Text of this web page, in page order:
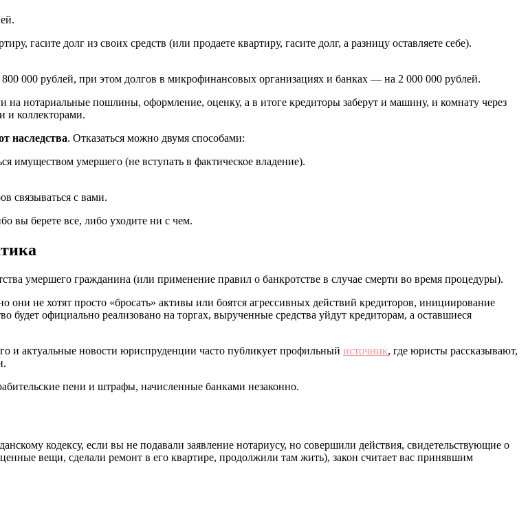
гасите долг из своих средств (или продаете квартиру, гасите долг, а разницу оставляете себе).
000 рублей, при этом долгов в микрофинансовых организациях и банках — на 2 000 000 рублей.
на нотариальные пошлины, оформление, оценку, а в итоге кредиторы заберут и машину, и комнату через
и коллекторами.
наследства. Отказаться можно двумя способами:
имуществом умершего (не вступать в фактическое владение).
связываться с вами.
вы берете все, либо уходите ни с чем.
умершего гражданина (или применение правил о банкротстве в случае смерти во время процедуры).
не хотят просто «бросать» активы или боятся агрессивных действий кредиторов, инициирование
будет официально реализовано на торгах, вырученные средства уйдут кредиторам, а оставшиеся
и актуальные новости юриспруденции часто публикует профильный источник, где юристы рассказывают,
пени и штрафы, начисленные банками незаконно.
кодексу, если вы не подавали заявление нотариусу, но совершили действия, свидетельствующие о
вещи, сделали ремонт в его квартире, продолжили там жить), закон считает вас принявшим